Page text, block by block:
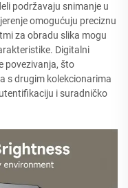
podržavaju snimanje u
omogućuju preciznu
za obradu slika mogu
Digitalni
povezivanja, što
s drugim kolekcionarima
i suradničko